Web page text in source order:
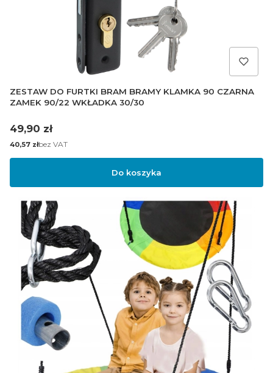
ZESTAW DO FURTKI BRAM BRAMY KLAMKA 90 CZARNA
ZAMEK 90/22 WKŁADKA 30/30
Cena
49,90 zł
Cena
40,57 złbez VAT
Do koszyka